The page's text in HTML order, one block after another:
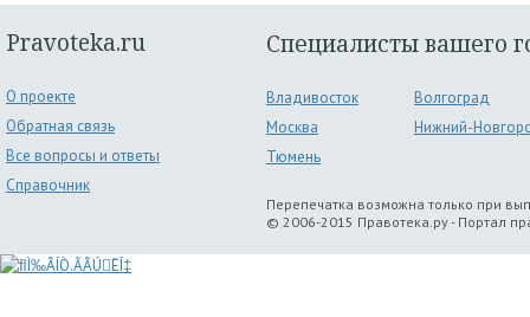
Pravoteka.ru
О проекте
Обратная связь
Все вопросы и ответы
Справочник
Специалисты вашего
Владивосток
Волгоград
Москва
Нижний-
Тюмень
Перепечатка возможна только при
© 2006-2015 Правотека.ру - Портал